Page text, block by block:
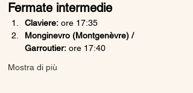
Fermate intermedie
Claviere: ore 17:35
Monginevro (Montgenèvre) /
Garroutier: ore 17:40
Mostra di più